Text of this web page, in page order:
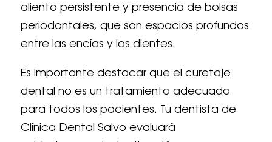
aliento persistente y presencia de bolsas
periodontales, que son espacios profundos
entre las encías y los dientes.
Es importante destacar que el curetaje
dental no es un tratamiento adecuado
para todos los pacientes. Tu dentista de
Clínica Dental Salvo evaluará